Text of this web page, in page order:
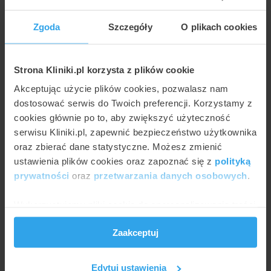
Zgoda Szczegóły O plikach cookies
Strona Kliniki.pl korzysta z plików cookie
Akceptując użycie plików cookies, pozwalasz nam
dostosować serwis do Twoich preferencji. Korzystamy z
cookies głównie po to, aby zwiększyć użyteczność
serwisu Kliniki.pl, zapewnić bezpieczeństwo użytkownika
oraz zbierać dane statystyczne. Możesz zmienić
ustawienia plików cookies oraz zapoznać się z polityką
prywatności oraz przetwarzania danych osobowych.
i reklam, aby oferować funkcje społecznościowe i
analizować ruch w naszej witrynie. Informacje o tym, jak
korzystasz z naszej witryny, udostępniamy partnerom
społecznościowym, reklamowym i analitycznym.
Zaakceptuj
Edytuj ustawienia
Zalecenia po operacyjnym leczeniu jaskry
AGNIESZKA KAPKA-PLEWA